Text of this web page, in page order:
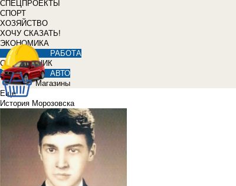
СПЕЦПРОЕКТЫ
СПОРТ
ХОЗЯЙСТВО
ХОЧУ СКАЗАТЬ!
ЭКОНОМИКА
РАБОТА
СПРАВОЧНИК
АВТО
Магазины
Еще
История Морозовска